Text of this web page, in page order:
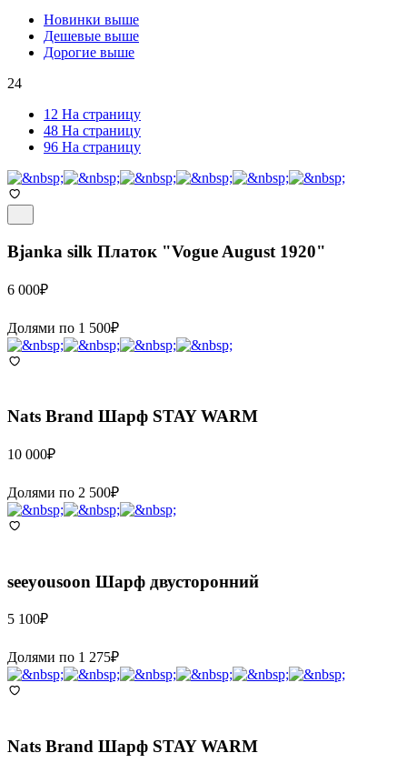
Новинки выше
Дешевые выше
Дорогие выше
24
12 На страницу
48 На страницу
96 На страницу
Bjanka silk Платок "Vogue August 1920"
6 000₽
Долями по 1 500₽
Nats Brand Шарф STAY WARM
10 000₽
Долями по 2 500₽
seeyousoon Шарф двусторонний
5 100₽
Долями по 1 275₽
Nats Brand Шарф STAY WARM